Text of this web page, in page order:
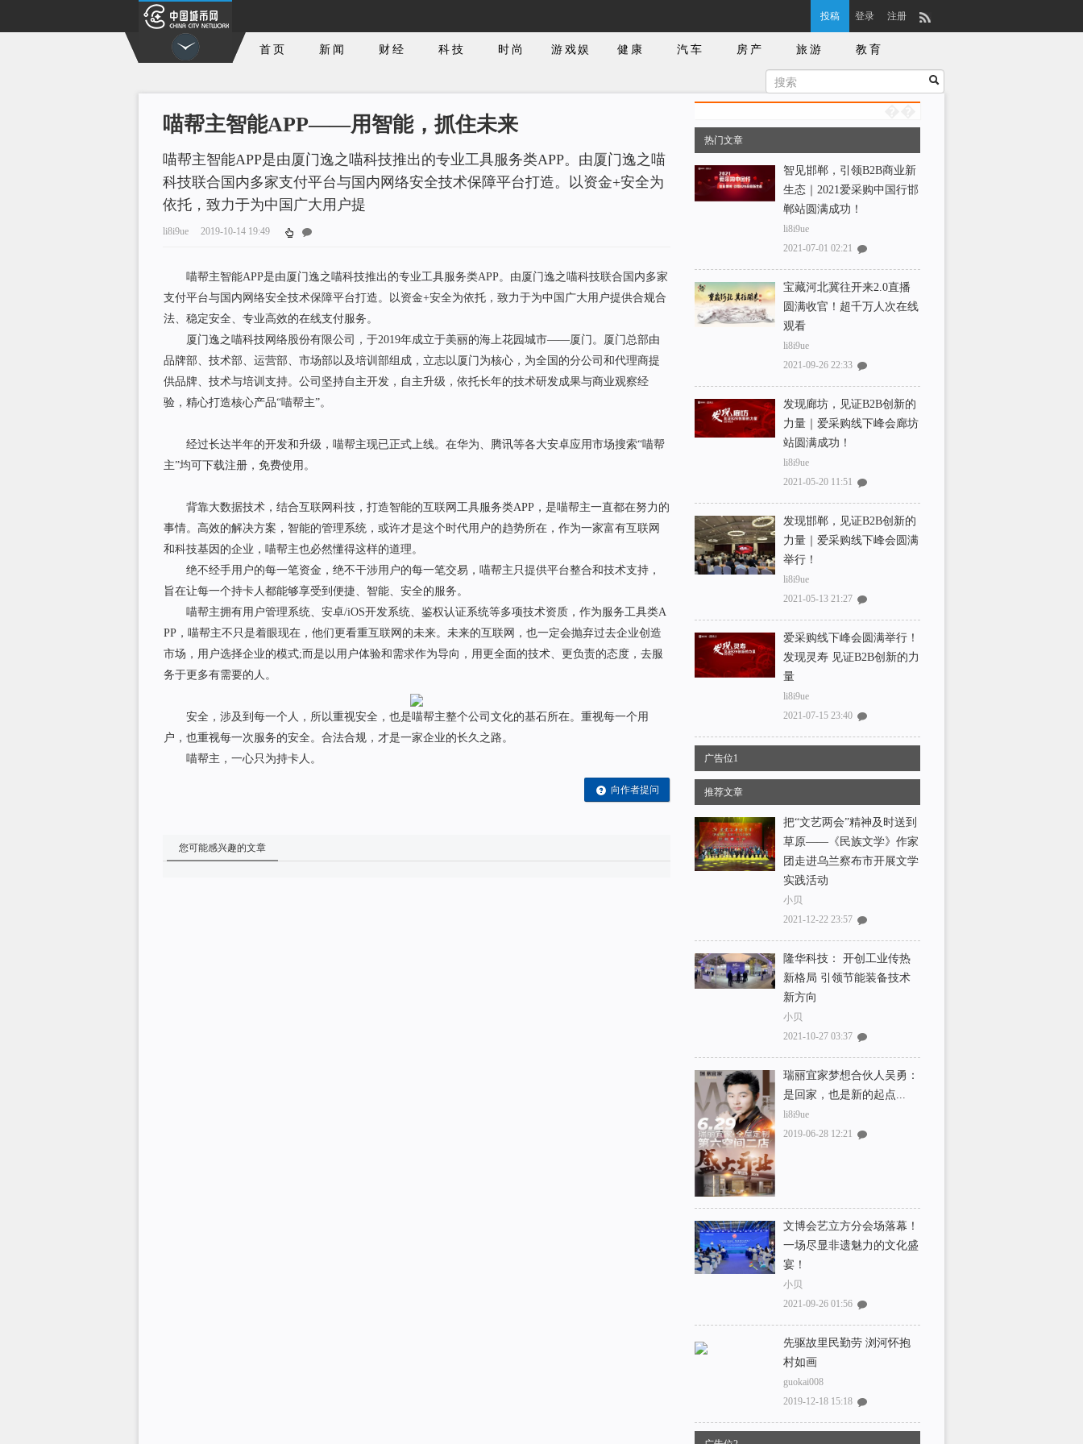
投稿 登录 注册
首页 新闻 财经 科技 时尚
游戏娱
健康 汽车 房产 旅游 教育
喵帮主智能APP——用智能，抓住未来
喵帮主智能APP是由厦门逸之喵科技推出的专业工具服务类APP。由厦门逸之喵
科技联合国内多家支付平台与国内网络安全技术保障平台打造。以资金+安全为
依托，致力于为中国广大用户提
li8i9ue 2019-10-14 19:49
喵帮主智能APP是由厦门逸之喵科技推出的专业工具服务类APP。由厦门逸之喵科技联合国内多家
支付平台与国内网络安全技术保障平台打造。以资金+安全为依托，致力于为中国广大用户提供合规合
法、稳定安全、专业高效的在线支付服务。
厦门逸之喵科技网络股份有限公司，于2019年成立于美丽的海上花园城市——厦门。厦门总部由
品牌部、技术部、运营部、市场部以及培训部组成，立志以厦门为核心，为全国的分公司和代理商提
供品牌、技术与培训支持。公司坚持自主开发，自主升级，依托长年的技术研发成果与商业观察经
验，精心打造核心产品“喵帮主”。
经过长达半年的开发和升级，喵帮主现已正式上线。在华为、腾讯等各大安卓应用市场搜索“喵帮
主”均可下载注册，免费使用。
背靠大数据技术，结合互联网科技，打造智能的互联网工具服务类APP，是喵帮主一直都在努力的
事情。高效的解决方案，智能的管理系统，或许才是这个时代用户的趋势所在，作为一家富有互联网
和科技基因的企业，喵帮主也必然懂得这样的道理。
绝不经手用户的每一笔资金，绝不干涉用户的每一笔交易，喵帮主只提供平台整合和技术支持，
旨在让每一个持卡人都能够享受到便捷、智能、安全的服务。
喵帮主拥有用户管理系统、安卓/iOS开发系统、鉴权认证系统等多项技术资质，作为服务工具类A
PP，喵帮主不只是着眼现在，他们更看重互联网的未来。未来的互联网，也一定会抛弃过去企业创造
市场，用户选择企业的模式;而是以用户体验和需求作为导向，用更全面的技术、更负责的态度，去服
务于更多有需要的人。
安全，涉及到每一个人，所以重视安全，也是喵帮主整个公司文化的基石所在。重视每一个用
户，也重视每一次服务的安全。合法合规，才是一家企业的长久之路。
喵帮主，一心只为持卡人。
向作者提问
您可能感兴趣的文章
热门文章
智见邯郸，引领B2B商业新
生态｜2021爱采购中国行邯
郸站圆满成功！
li8i9ue
2021-07-01 02:21
宝藏河北冀往开来2.0直播
圆满收官！超千万人次在线
观看
li8i9ue
2021-09-26 22:33
发现廊坊，见证B2B创新的
力量｜爱采购线下峰会廊坊
站圆满成功！
li8i9ue
2021-05-20 11:51
发现邯郸，见证B2B创新的
力量｜爱采购线下峰会圆满
举行！
li8i9ue
2021-05-13 21:27
爱采购线下峰会圆满举行！
发现灵寿 见证B2B创新的力
量
li8i9ue
2021-07-15 23:40
广告位1
推荐文章
把“文艺两会”精神及时送到
草原——《民族文学》作家
团走进乌兰察布市开展文学
实践活动
小贝
2021-12-22 23:57
隆华科技： 开创工业传热
新格局 引领节能装备技术
新方向
小贝
2021-10-27 03:37
瑞丽宜家梦想合伙人吴勇：
是回家，也是新的起点...
li8i9ue
2019-06-28 12:21
文博会艺立方分会场落幕！
一场尽显非遗魅力的文化盛
宴！
小贝
2021-09-26 01:56
先驱故里民勤劳 浏河怀抱
村如画
guokai008
2019-12-18 15:18